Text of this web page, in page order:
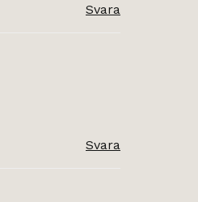
Svara
Svara